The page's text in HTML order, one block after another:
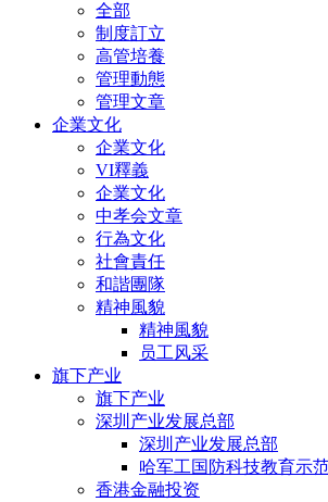
全部
制度訂立
高管培養
管理動態
管理文章
企業文化
企業文化
VI釋義
企業文化
中孝会文章
行為文化
社會責任
和諧團隊
精神風貌
精神風貌
员工风采
旗下产业
旗下产业
深圳产业发展总部
深圳产业发展总部
哈军工国防科技教育示
香港金融投资